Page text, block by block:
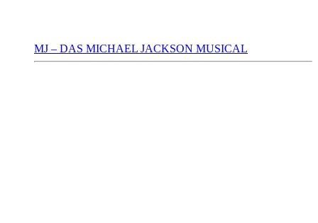
MJ – DAS MICHAEL JACKSON MUSICAL